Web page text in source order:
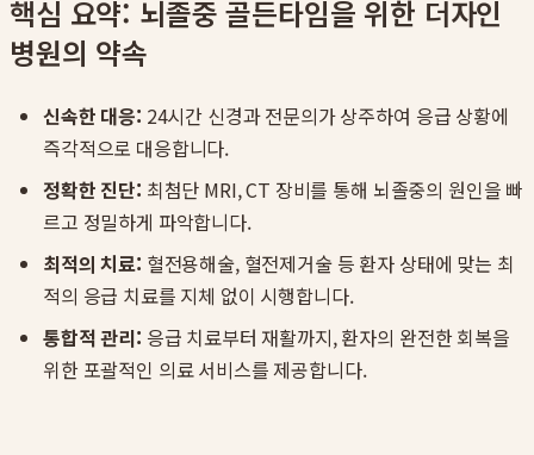
핵심 요약: 뇌졸중 골든타임을 위한 더자인
병원의 약속
신속한 대응: 24시간 신경과 전문의가 상주하여 응급 상황에
즉각적으로 대응합니다.
정확한 진단: 최첨단 MRI, CT 장비를 통해 뇌졸중의 원인을 빠
르고 정밀하게 파악합니다.
최적의 치료: 혈전용해술, 혈전제거술 등 환자 상태에 맞는 최
적의 응급 치료를 지체 없이 시행합니다.
통합적 관리: 응급 치료부터 재활까지, 환자의 완전한 회복을
위한 포괄적인 의료 서비스를 제공합니다.